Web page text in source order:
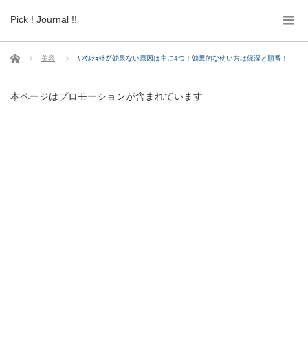
Pick ! Journal !!
ホーム 美容 ﾘﾝｸﾙｼｮｯﾄが効果ない原因は主に4つ！効果的な使い方は保湿と順番！
本ページはプロモーションが含まれています